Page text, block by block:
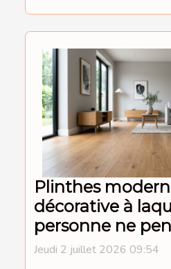
Plinthes
décorative à
personne ne
Jeudi 2 juillet 2026 09:54